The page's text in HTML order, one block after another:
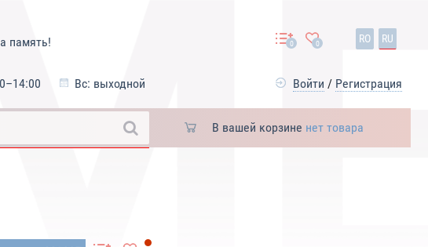
память!
Вс: выходной
0 0 RO RU
Войти / Регистрация
В вашей корзине нет товара